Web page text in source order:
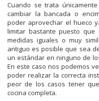
Cuando se trata
cambiar la bancada o
poder aprovechar el hueco
limitar bastante puesto que
medidas iguales o muy
antiguo es posible que sea
un estándar en ninguno de
En este caso nos podemos
poder realizar la correcta
peor de los casos tener
cocina completa.